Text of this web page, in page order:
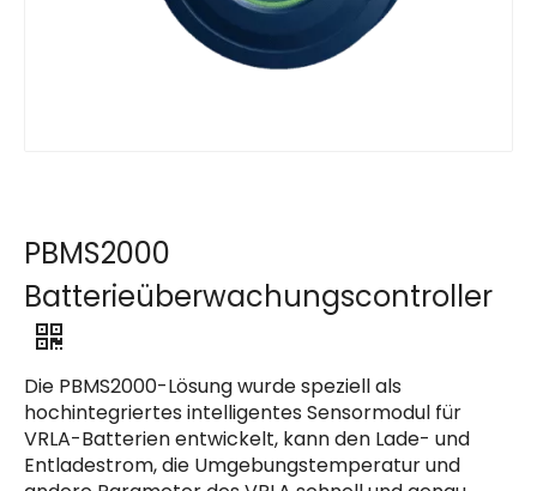
PBMS2000
Batterieüberwachungscontroller
Die PBMS2000-Lösung wurde speziell als
hochintegriertes intelligentes Sensormodul für
VRLA-Batterien entwickelt, kann den Lade- und
Entladestrom, die Umgebungstemperatur und